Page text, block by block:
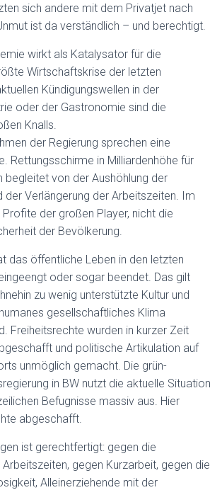
sich andere mit dem Privatjet nach
ist da verständlich – und berechtigt.
wirkt als Katalysator für die
Wirtschaftskrise der letzten
Kündigungswellen in der
oder der Gastronomie sind die
Knalls.
der Regierung sprechen eine
Rettungsschirme in Milliardenhöhe für
begleitet von der Aushöhlung der
der Verlängerung der Arbeitszeiten. Im
der großen Player, nicht die
der Bevölkerung.
das öffentliche Leben in den letzten
oder sogar beendet. Das gilt
zu wenig unterstützte Kultur und
gesellschaftliches Klima
Freiheitsrechte wurden in kurzer Zeit
und politische Artikulation auf
unmöglich gemacht. Die grün-
in BW nutzt die aktuelle Situation
Befugnisse massiv aus. Hier
abgeschafft.
ist gerechtfertigt: gegen die
gegen Kurzarbeit, gegen die
Alleinerziehende mit der